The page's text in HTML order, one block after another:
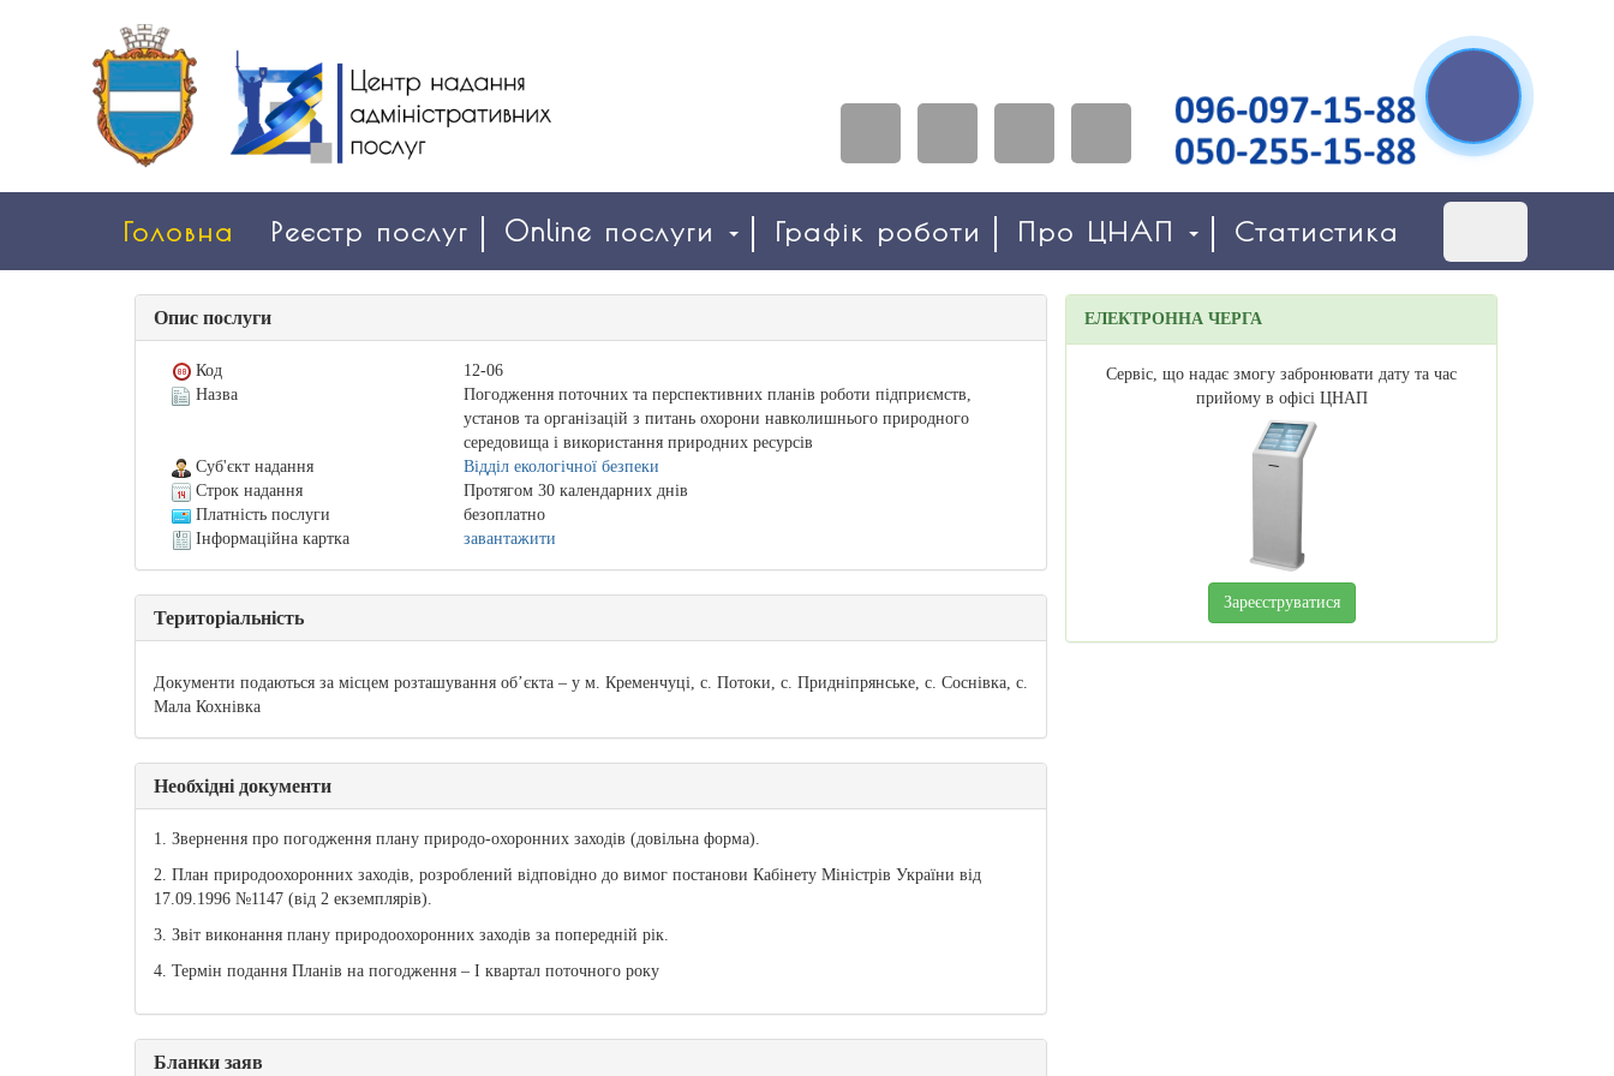
Головна Реєстр послуг Online послуги Графік роботи Про ЦНАП Статистика
Опис послуги
Код
12-06
Назва
Погодження поточних та перспективних планів роботи підприємств,
установ та організацій з питань охорони навколишнього природного
середовища і використання природних ресурсів
Суб'єкт надання
Відділ екологічної безпеки
Строк надання
Протягом 30 календарних днів
Платність послуги
безоплатно
Інформаційна картка
завантажити
Територіальність
Документи подаються за місцем розташування об’єкта – у м. Кременчуці, с. Потоки, с. Придніпрянське, с. Соснівка, с.
Мала Кохнівка
Необхідні документи
1. Звернення про погодження плану природо-охоронних заходів (довільна форма).
2. План природоохоронних заходів, розроблений відповідно до вимог постанови Кабінету Міністрів України від
17.09.1996 №1147 (від 2 екземплярів).
3. Звіт виконання плану природоохоронних заходів за попередній рік.
4. Термін подання Планів на погодження – І квартал поточного року
Бланки заяв
ЕЛЕКТРОННА ЧЕРГА
Сервіс, що надає змогу забронювати дату та час
прийому в офісі ЦНАП
Зареєструватися